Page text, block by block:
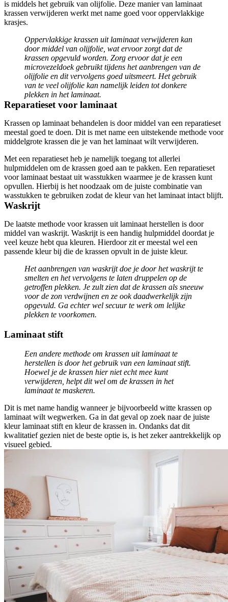
is middels het gebruik van olijfolie. Deze manier van laminaat
krassen verwijderen werkt met name goed voor oppervlakkige
krasjes.
Oppervlakkige krassen uit laminaat verwijderen kan
door middel van olijfolie, wat ervoor zorgt dat de
krassen opgevuld worden. Zorg ervoor dat je een
microvezeldoek gebruikt tijdens het aanbrengen van de
olijfolie en dit vervolgens goed uitsmeert. Het gebruik
van te veel olijfolie kan namelijk leiden tot donkere
plekken in het laminaat.
Reparatieset voor laminaat
Krassen op laminaat behandelen is door middel van een reparatieset
meestal goed te doen. Dit is met name een uitstekende methode voor
middelgrote krassen die je van het laminaat wilt verwijderen.
Met een reparatieset heb je namelijk toegang tot allerlei
hulpmiddelen om de krassen goed aan te pakken. Een reparatieset
voor laminaat bestaat uit wasstukken waarmee je de krassen kunt
opvullen. Hierbij is het noodzaak om de juiste combinatie van
wasstukken te gebruiken zodat de kleur van het laminaat intact blijft.
Waskrijt
De laatste methode voor krassen uit laminaat herstellen is door
middel van waskrijt. Waskrijt is een handig hulpmiddel doordat je
veel keuze hebt qua kleuren. Hierdoor zit er meestal wel een
passende kleur bij die de krassen opvult in de juiste kleur.
Het aanbrengen van waskrijt doe je door het waskrijt te
smelten en het vervolgens te laten druppelen op de
getroffen plekken. Je zult zien dat de krassen als sneeuw
voor de zon verdwijnen en ze ook daadwerkelijk zijn
opgevuld. Ga echter wel secuur te werk om lelijke
plekken te voorkomen.
Laminaat stift
Een andere methode om krassen uit laminaat te
herstellen is door het gebruik van een laminaat stift.
Hoewel je de krassen hier niet echt mee kunt
verwijderen, helpt dit wel om de krassen in het
laminaat te maskeren.
Dit is met name handig wanneer je bijvoorbeeld witte krassen op
laminaat wilt wegwerken. Ga in dat geval op zoek naar de juiste
kleur laminaat stift en kleur de krassen in. Ondanks dat dit
kwalitatief gezien niet de beste optie is, is het zeker aantrekkelijk op
visueel gebied.